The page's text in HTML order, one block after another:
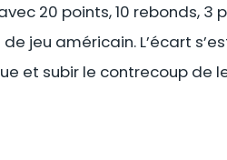
20 points, 10 rebonds, 3
jeu américain. L’écart
et subir le contrecoup de